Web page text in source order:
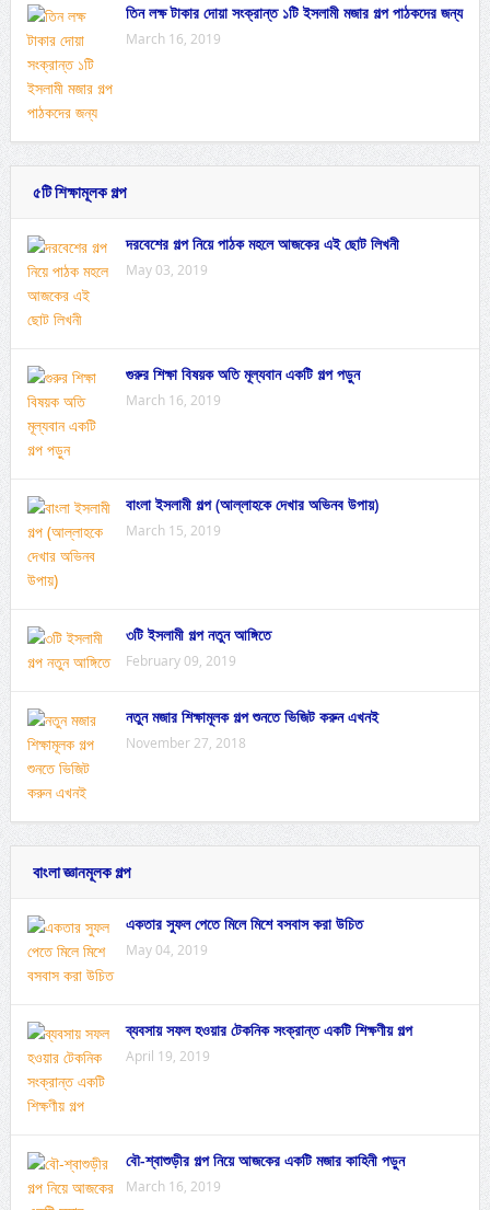
তিন লক্ষ টাকার দোয়া সংক্রান্ত ১টি ইসলামী মজার গল্প পাঠকদের জন্য
March 16, 2019
৫টি শিক্ষামূলক গল্প
দরবেশের গল্প নিয়ে পাঠক মহলে আজকের এই ছোট লিখনী
May 03, 2019
গুরুর শিক্ষা বিষয়ক অতি মূল্যবান একটি গল্প পড়ুন
March 16, 2019
বাংলা ইসলামী গল্প (আল্লাহকে দেখার অভিনব উপায়)
March 15, 2019
৩টি ইসলামী গল্প নতুন আঙ্গিতে
February 09, 2019
নতুন মজার শিক্ষামূলক গল্প শুনতে ভিজিট করুন এখনই
November 27, 2018
বাংলা জ্ঞানমূলক গল্প
একতার সুফল পেতে মিলে মিশে বসবাস করা উচিত
May 04, 2019
ব্যবসায় সফল হওয়ার টেকনিক সংক্রান্ত একটি শিক্ষণীয় গল্প
April 19, 2019
বৌ-শ্বাশুড়ীর গল্প নিয়ে আজকের একটি মজার কাহিনী পড়ুন
March 16, 2019